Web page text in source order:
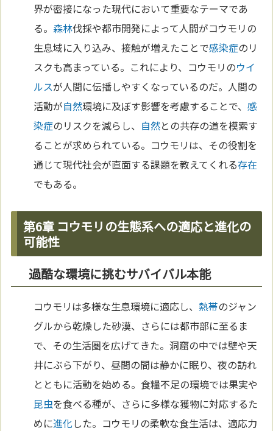
界が密接になった現代において重要なテーマであ
る。 森林伐採や都市開発によって人間がコウモリの
生息域に入り込み、接触が増えたことで感染症のリ
スクも高まっている。これにより、コウモリのウイ
ルスが人間に伝播しやすくなっているのだ。人間の
活動が自然環境に及ぼす影響を考慮することで、感
染症のリスクを減らし、 自然との共存の道を模索す
ることが求められている。コウモリは、その役割を
通じて現代社会が直面する課題を教えてくれる存在
でもある。
第6章 コウモリの生態系への適応と進化の
可能性
過酷な環境に挑むサバイバル本能
コウモリは多様な生息環境に適応し、熱帯のジャン
グルから乾燥した砂漠、さらには都市部に至るま
で、その生活圏を広げてきた。洞窟の中では壁や天
井にぶら下がり、昼間の間は静かに眠り、夜の訪れ
とともに活動を始める。食糧不足の環境では果実や
昆虫を食べる種が、さらに多様な獲物に対応するた
めに進化した。コウモリの柔軟な食生活は、適応力